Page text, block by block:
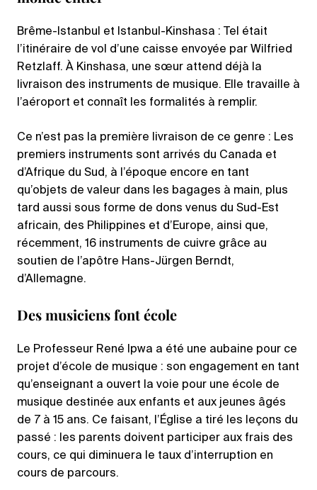
Brême-Istanbul et Istanbul-Kinshasa : Tel était
l’itinéraire de vol d’une caisse envoyée par Wilfried
Retzlaff. À Kinshasa, une sœur attend déjà la
livraison des instruments de musique. Elle travaille à
l’aéroport et connaît les formalités à remplir.
Ce n’est pas la première livraison de ce genre : Les
premiers instruments sont arrivés du Canada et
d’Afrique du Sud, à l’époque encore en tant
qu’objets de valeur dans les bagages à main, plus
tard aussi sous forme de dons venus du Sud-Est
africain, des Philippines et d’Europe, ainsi que,
récemment, 16 instruments de cuivre grâce au
soutien de l’apôtre Hans-Jürgen Berndt,
d’Allemagne.
Des musiciens font école
Le Professeur René Ipwa a été une aubaine pour ce
projet d’école de musique : son engagement en tant
qu’enseignant a ouvert la voie pour une école de
musique destinée aux enfants et aux jeunes âgés
de 7 à 15 ans. Ce faisant, l’Église a tiré les leçons du
passé : les parents doivent participer aux frais des
cours, ce qui diminuera le taux d’interruption en
cours de parcours.